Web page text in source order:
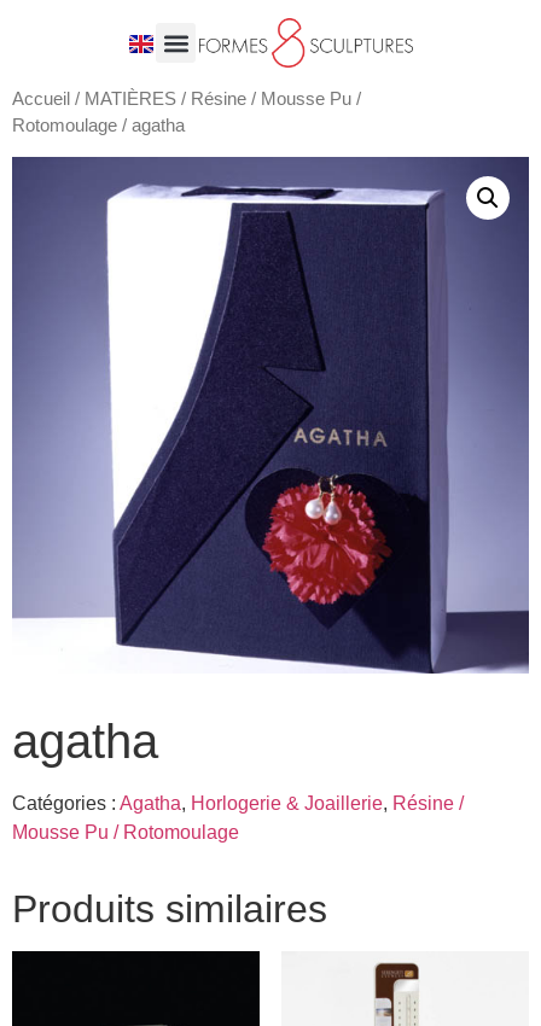
Accueil / MATIÈRES / Résine / Mousse Pu /
Rotomoulage / agatha
agatha
Catégories : Agatha, Horlogerie & Joaillerie, Résine /
Mousse Pu / Rotomoulage
Produits similaires